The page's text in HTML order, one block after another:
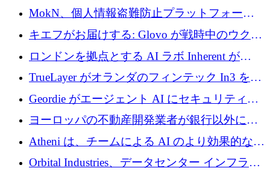
TrueLayer が In3 を買収、ロンドンが首位の座
を奪還
MokN、個人情報盗難防止プラットフォーム
の成長のためにシリーズ A で 1,500 万ドルを
調達
キエフがお届けする: Glovo が戦時中のウクラ
イナで最も急速に成長する市場の 1 つをどの
ように拡大したか
ロンドンを拠点とする AI ラボ Inherent が
5,000 万ドルの資金調達でステルスから浮上
TrueLayer がオランダのフィンテック In3 を買
収、チェックアウト時にクレジットを提供
Geordie がエージェント AI にセキュリティと
ガバナンスをもたらすために 3,000 万ドルを
ヨーロッパの不動産開発業者が銀行以外にも
目を向けているため、InRentoの資金調達額は
1億ユーロを突破
Atheni は、チームによる AI のより効果的な使
用を支援するために 35 万ポンドを確保
Orbital Industries、データセンター インフラス